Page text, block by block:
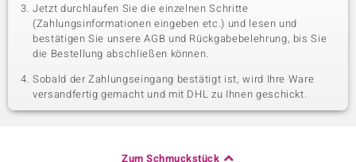
Jetzt durchlaufen Sie die einzelnen Schritte
(Zahlungsinformationen eingeben etc.) und lesen und
bestätigen Sie unsere AGB und Rückgabebelehrung, bis Sie
die Bestellung abschließen können.
Sobald der Zahlungseingang bestätigt ist, wird Ihre Ware
versandfertig gemacht und mit DHL zu Ihnen geschickt.
Zum Schmuckstück